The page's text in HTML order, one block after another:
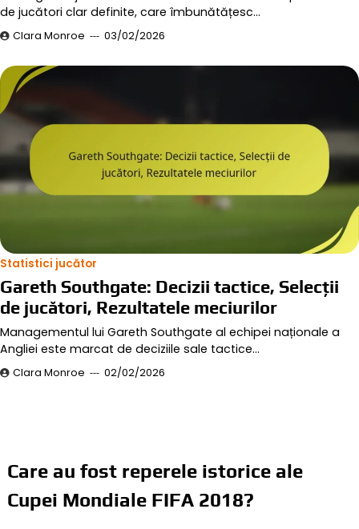
de jucători clar definite, care îmbunătățesc…
Clara Monroe 03/02/2026
Statistici jucător
Gareth Southgate: Decizii tactice, Selecții
de jucători, Rezultatele meciurilor
Managementul lui Gareth Southgate al echipei naționale a
Angliei este marcat de deciziile sale tactice…
Clara Monroe 02/02/2026
Care au fost reperele istorice ale
Cupei Mondiale FIFA 2018?